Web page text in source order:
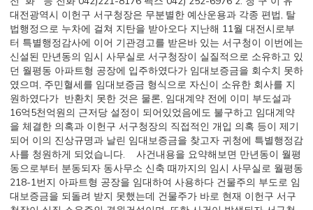
대전광역시 이헌구 서구청장은 무분별한 예산운용과 각종 편법, 탈
법행정으로 누차에 걸쳐 지탄을 받아오다 지난해 11월 대전시로부
터 특별행정감사에 이어 기관경고를 받은바 있는 서구청이 이번에는
신설된 만년동의 임시 사무실로 서구청장이 실질적으로 소유하고 있
던 월평동 아파트형 공장에 입주하였다가 임대보증금을 회수치 못하
였으며, 주민혈세를 임대보증금 형식으로 자신이 소유한 회사를 지
원하였다가 반환치 못한 것은 물론, 임대계약 전에 이미 부도설과
16억5천억원의 근저당 설정이 되어있었음에도 불구하고 임대계약
을 체결한 의혹과 이헌구 서구청장의 직접적인 개입 의혹 등이 제기
되어 이의 진상규명과 날린 임대보증금을 찾고자 귀청에 특별행정감
사를 청원하게 되었습니다. 사건내용을 요약해보면 만년동이 월평
동으로부터 분동되자 동사무소 신축 때까지의 임시 사무실로 월평동
218-1번지 아파트형 공장을 임대하여 사용하다 건물주의 부도로 임
대보증금을 되돌려 받지 못했는데 건물주가 바로 현재 이헌구 서구